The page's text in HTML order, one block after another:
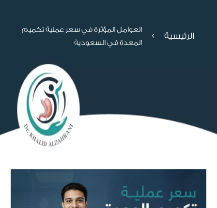
الرئيسية 4
العوامل المؤثرة في سعر عملية تكميم
المعدة في السعودية